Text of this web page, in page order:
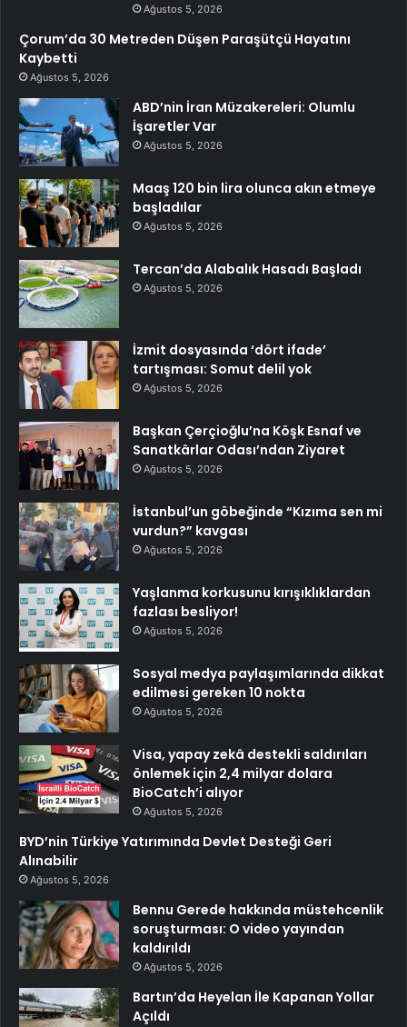
Ağustos 5, 2026
Çorum’da 30 Metreden Düşen Paraşütçü Hayatını
Kaybetti
Ağustos 5, 2026
ABD’nin İran Müzakereleri: Olumlu
İşaretler Var
Ağustos 5, 2026
Maaş 120 bin lira olunca akın etmeye
başladılar
Ağustos 5, 2026
Tercan’da Alabalık Hasadı Başladı
Ağustos 5, 2026
İzmit dosyasında ‘dört ifade’
tartışması: Somut delil yok
Ağustos 5, 2026
Başkan Çerçioğlu’na Köşk Esnaf ve
Sanatkârlar Odası’ndan Ziyaret
Ağustos 5, 2026
İstanbul’un göbeğinde “Kızıma sen mi
vurdun?” kavgası
Ağustos 5, 2026
Yaşlanma korkusunu kırışıklıklardan
fazlası besliyor!
Ağustos 5, 2026
Sosyal medya paylaşımlarında dikkat
edilmesi gereken 10 nokta
Ağustos 5, 2026
Visa, yapay zekâ destekli saldırıları
önlemek için 2,4 milyar dolara
BioCatch’i alıyor
Ağustos 5, 2026
BYD’nin Türkiye Yatırımında Devlet Desteği Geri
Alınabilir
Ağustos 5, 2026
Bennu Gerede hakkında müstehcenlik
soruşturması: O video yayından
kaldırıldı
Ağustos 5, 2026
Bartın’da Heyelan İle Kapanan Yollar
Açıldı